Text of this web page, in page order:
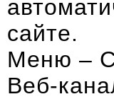
сайте.
Меню –
Веб-